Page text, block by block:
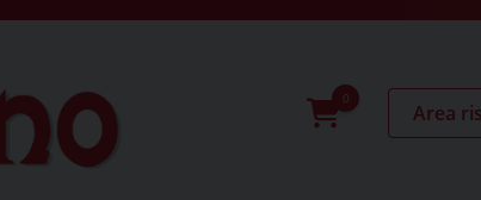
0
Area